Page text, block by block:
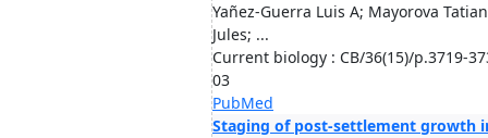
Yañez-Guerra Luis A; Mayorova
Jules; ...
Current biology : CB/36(15)/p.3719-
03
PubMed
Staging of post-settlement growth